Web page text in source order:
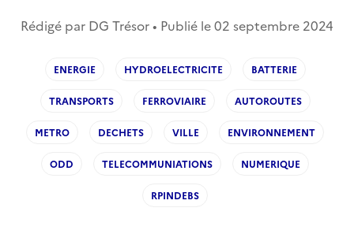
Rédigé par DG Trésor • Publié le02 septembre 2024
ENERGIE HYDROELECTRICITE BATTERIE
TRANSPORTS FERROVIAIRE AUTOROUTES
METRO DECHETS VILLE ENVIRONNEMENT
ODD TELECOMMUNIATIONS NUMERIQUE
RPINDEBS